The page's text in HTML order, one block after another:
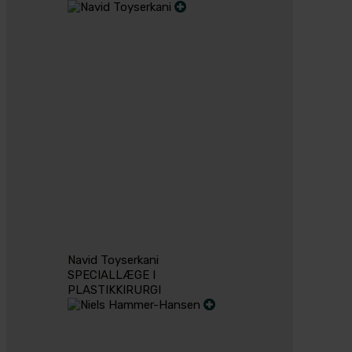
Navid Toyserkani
SPECIALLÆGE I
PLASTIKKIRURGI